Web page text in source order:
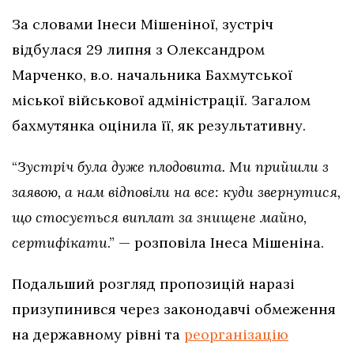
За словами Інеси Мішеніної, зустріч
відбулася 29 липня з Олександром
Марченко, в.о. начальника Бахмутської
міської військової адміністрації. Загалом
бахмутянка оцінила її, як результативну.
“Зустріч була дуже плодовита. Ми прийшли з
заявою, а нам відповіли на все: куди звернутися,
що стосується виплат за знищене майно,
сертифікати.” — розповіла Інеса Мішеніна.
Подальший розгляд пропозицій наразі
призупинився через законодавчі обмеження
на державному рівні та реорганізацію